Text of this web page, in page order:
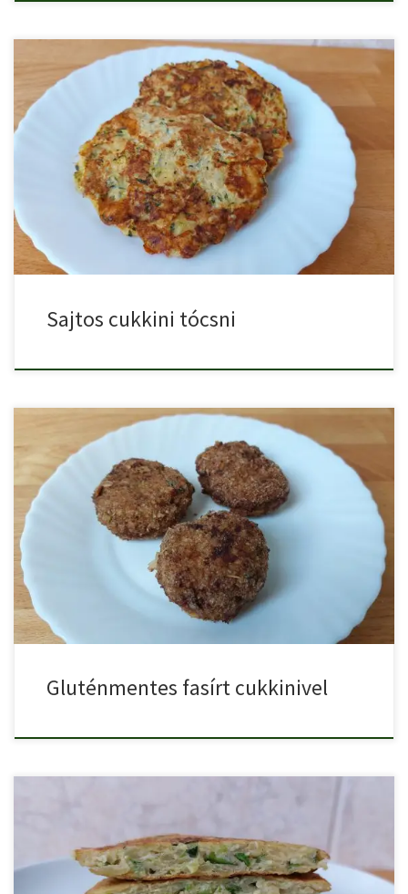
Sajtos cukkini tócsni. A lapcsánkának rengeteg változata létezik,
ennek a […]
Sajtos cukkini tócsni
A cukkini rendkívül sokoldalúan felhasználható, akár még a zsemle
Gluténmentes fasírt cukkinivel
A tócsni, lapcsánka egyszerű, és népszerű étel, amit többféle